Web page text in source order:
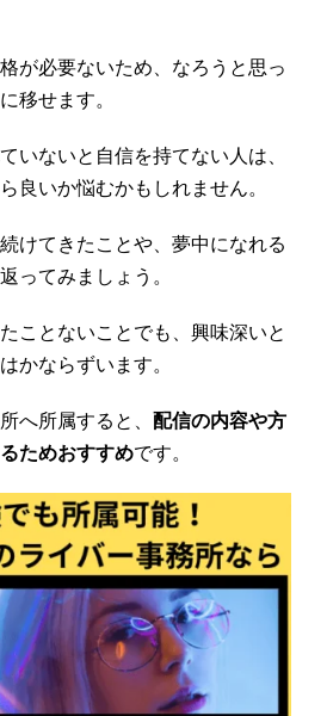
が必要ないため、なろうと思っ
移せます。
いないと自信を持てない人は、
良いか悩むかもしれません。
けてきたことや、夢中になれる
ってみましょう。
ことないことでも、興味深いと
かならずいます。
へ所属すると、 配信の内容や方
ためおすすめです。